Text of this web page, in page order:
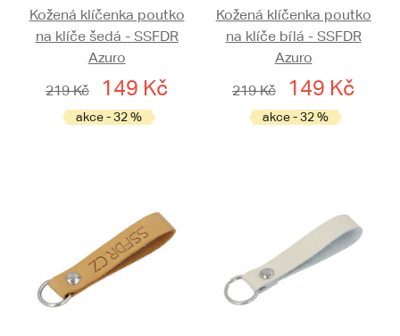
Kožená klíčenka poutko
na klíče šedá - SSFDR
Azuro
219 Kč
149 Kč
akce - 32 %
Kožená klíčenka poutko
na klíče bílá - SSFDR
Azuro
219 Kč
149 Kč
akce - 32 %